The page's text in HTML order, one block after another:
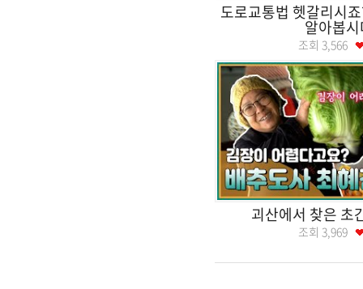
도로교통법 헷갈리시
알아봅
조회 3,566
괴산에서 찾은 초
조회 3,969